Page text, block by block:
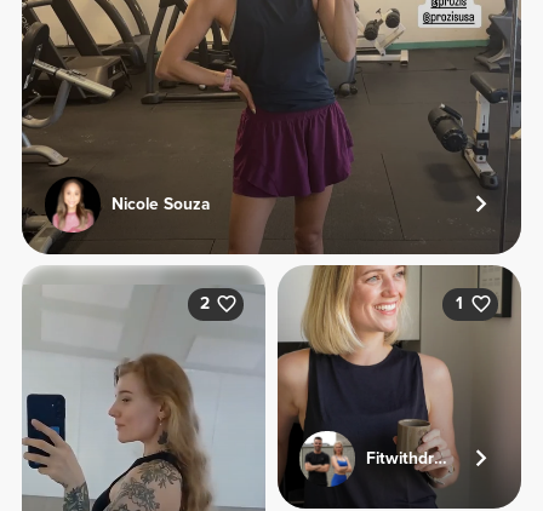
Nicole Souza
2 1
Fitwithdriesandjolien